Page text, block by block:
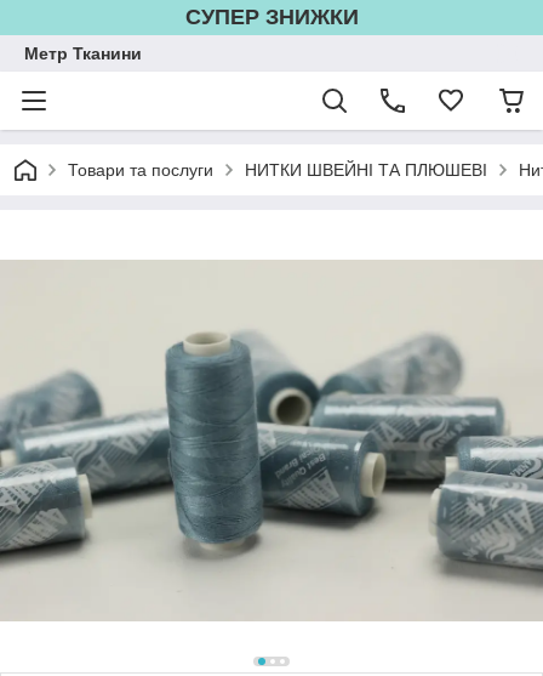
СУПЕР ЗНИЖКИ
Метр Тканини
Товари та послуги НИТКИ ШВЕЙНІ ТА ПЛЮШЕВІ